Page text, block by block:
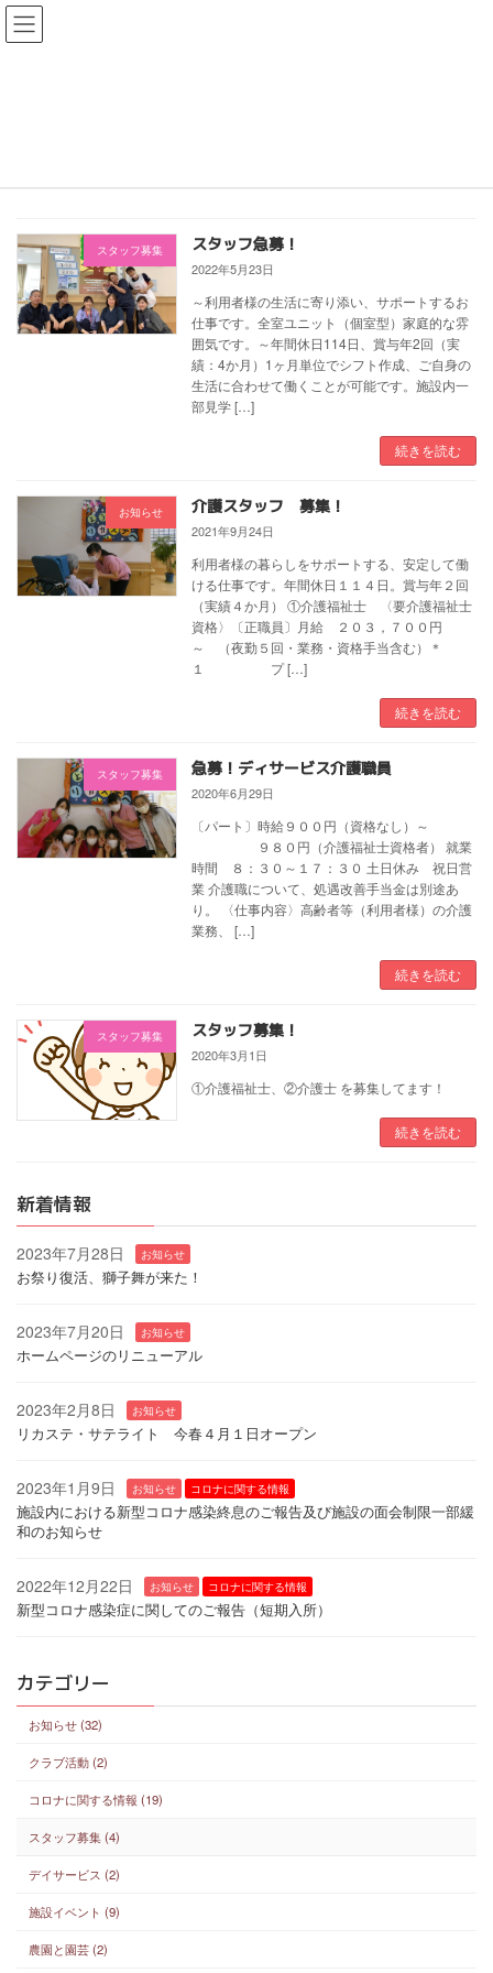
コ
ッ
ナ
移
スタッフ募集 スタッフ急募！
2022年5月23日
～利用者様の生活に寄り添い、サポートするお
仕事です。全室ユニット（個室型）家庭的な雰
囲気です。～年間休日114日、賞与年2回（実
績：4か月）1ヶ月単位でシフト作成、ご自身の
生活に合わせて働くことが可能です。施設内一
部見学 […]
続きを読む
お知らせ 介護スタッフ 募集！
2021年9月24日
利用者様の暮らしをサポートする、安定して働
ける仕事です。年間休日１１４日。賞与年２回
（実績４か月） ①介護福祉士 〈要介護福祉士
資格〉〔正職員〕月給 ２０３，７００円
～ （夜勤５回・業務・資格手当含む）＊
１ プ […]
続きを読む
スタッフ募集 急募！ディサービス介護職員
2020年6月29日
〔パート〕時給９００円（資格なし）～
９８０円（介護福祉士資格者） 就業
時間 ８：３０～１７：３０ 土日休み 祝日営
業 介護職について、処遇改善手当金は別途あ
り。 〈仕事内容〉高齢者等（利用者様）の介護
業務、 […]
続きを読む
スタッフ募集 スタッフ募集！
2020年3月1日
①介護福祉士、②介護士 を募集してます！
続きを読む
新着情報
2023年7月28日 お知らせ
お祭り復活、獅子舞が来た！
2023年7月20日 お知らせ
ホームページのリニューアル
2023年2月8日 お知らせ
リカステ・サテライト 今春４月１日オープン
2023年1月9日 お知らせ コロナに関する情報
施設内における新型コロナ感染終息のご報告及び施設の面会制限一部緩
和のお知らせ
2022年12月22日 お知らせ コロナに関する情報
新型コロナ感染症に関してのご報告（短期入所）
カテゴリー
お知らせ (32)
クラブ活動 (2)
コロナに関する情報 (19)
スタッフ募集 (4)
デイサービス (2)
施設イベント (9)
農園と園芸 (2)